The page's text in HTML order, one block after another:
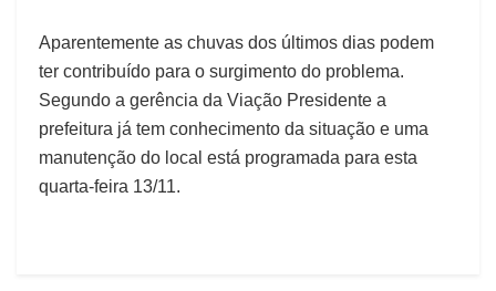
Aparentemente as chuvas dos últimos dias podem
ter contribuído para o surgimento do problema.
Segundo a gerência da Viação Presidente a
prefeitura já tem conhecimento da situação e uma
manutenção do local está programada para esta
quarta-feira 13/11.